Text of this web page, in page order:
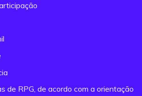
de RPG, de acordo com a orientação